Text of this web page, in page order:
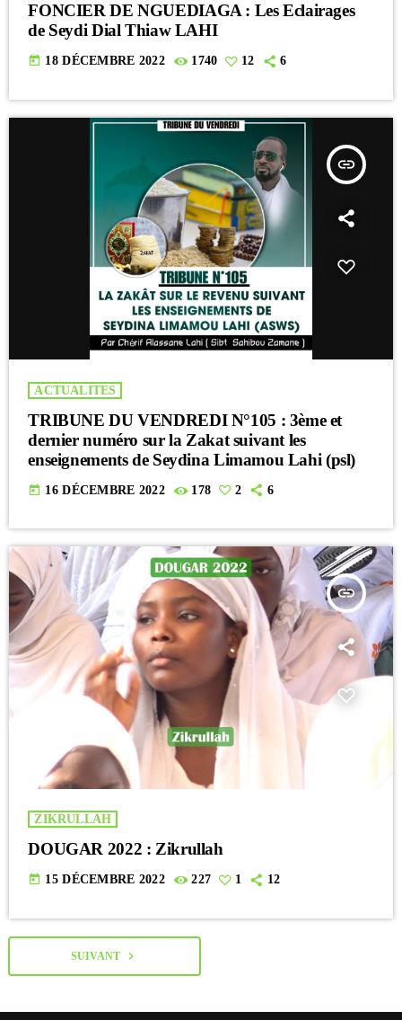
FONCIER DE NGUEDIAGA : Les Eclairages
de Seydi Dial Thiaw LAHI
today 18 DÉCEMBRE 2022 1740 12 6
insert_link
ACTUALITES
TRIBUNE DU VENDREDI N°105 : 3ème et
dernier numéro sur la Zakat suivant les
enseignements de Seydina Limamou Lahi (psl)
today 16 DÉCEMBRE 2022 178 2 6
insert_link
ZIKRULLAH
DOUGAR 2022 : Zikrullah
today 15 DÉCEMBRE 2022 227 1 12
SUIVANT navigate_next